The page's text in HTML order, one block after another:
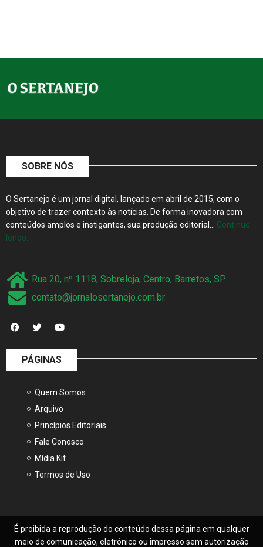
SOBRE NÓS
O Sertanejo é um jornal digital, lançado em abril de 2015, com o
objetivo de trazer contexto às notícias. De forma inovadora com
conteúdos amplos e instigantes, sua produção editorial… Continue
lendo…
Rua 20, nº 1118, Sobreloja, Centro, Barretos, SP
contato@jornalosertanejo.com.br
PÁGINAS
Quem Somos
Arquivo
Princípios Editoriais
Fale Conosco
Mídia Kit
Termos de Uso
É proibida a reprodução do conteúdo dessa página em qualquer
meio de comunicação, eletrônico ou impresso sem autorização